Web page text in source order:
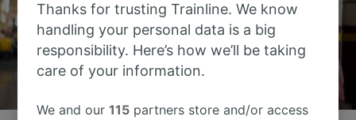
Thanks for trusting Trainline. We know
handling your personal data is a big
responsibility. Here’s how we’ll be taking
care of your information.
We and our115 partners store and/or access